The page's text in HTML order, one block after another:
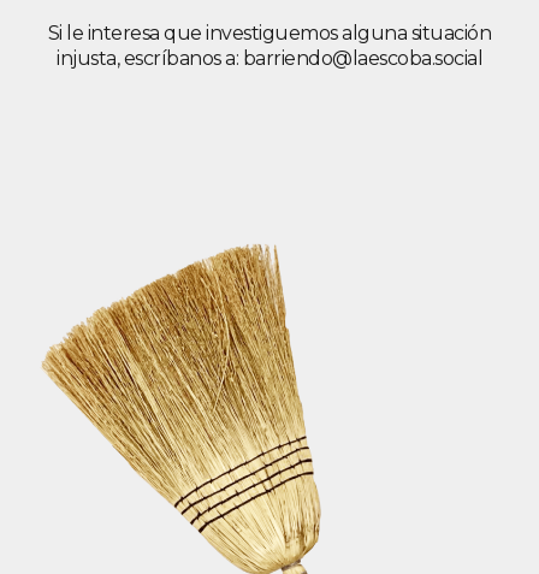
Si le interesa que investiguemos alguna situación
injusta, escríbanos a: barriendo@laescoba.social